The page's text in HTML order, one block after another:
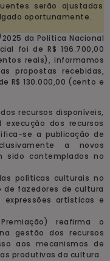
serão ajustadas
oportunamente.
da Politica Nacional
foi de R$ 196.700,00
reais), informamos
propostas recebidas,
R$ 130.000,00 (cento e
recursos disponíveis,
dos recursos
se a publicação de
a novos
sido contemplados no
políticas culturais no
fazedores de cultura
artísticas e
reafirma o
gestão dos recursos
aos mecanismos de
produtivas da cultura.